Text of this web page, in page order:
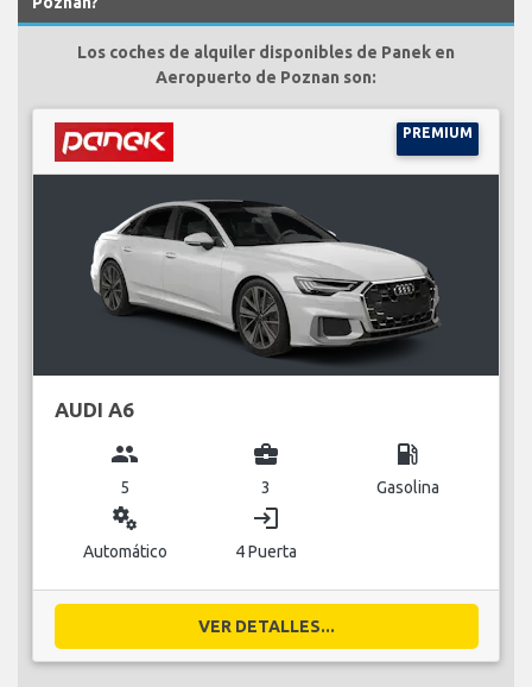
Los coches de alquiler disponibles de Panek en
Aeropuerto de Poznan son:
PREMIUM
AUDI A6
group
5
business_center
3
local_gas_station
Gasolina
miscellaneous_services
Automático
login
4 Puerta
VER DETALLES...